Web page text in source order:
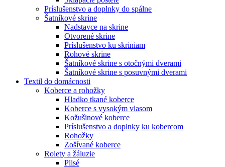
Príslušenstvo a doplnky do spálne
Šatníkové skrine
Nadstavce na skrine
Otvorené skrine
Príslušenstvo ku skriniam
Rohové skrine
Šatníkové skrine s otočnými dverami
Šatníkové skrine s posuvnými dverami
Textil do domácnosti
Koberce a rohožky
Hladko tkané koberce
Koberce s vysokým vlasom
Kožušinové koberce
Príslušenstvo a doplnky ku kobercom
Rohožky
Zošívané koberce
Rolety a žáluzie
Plisé